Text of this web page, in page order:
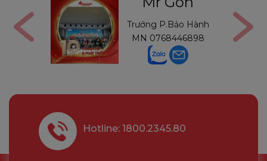
Trưởng P.Bảo Hành
MN 0768446898
Hotline: 1800.2345.80